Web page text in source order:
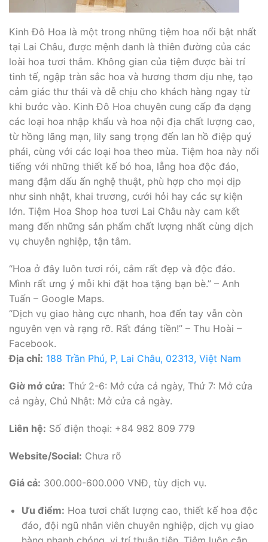
Kinh Đô Hoa là một trong những tiệm hoa nổi bật nhất
tại Lai Châu, được mệnh danh là thiên đường của các
loài hoa tươi thắm. Không gian của tiệm được bài trí
tinh tế, ngập tràn sắc hoa và hương thơm dịu nhẹ, tạo
cảm giác thư thái và dễ chịu cho khách hàng ngay từ
khi bước vào. Kinh Đô Hoa chuyên cung cấp đa dạng
các loại hoa nhập khẩu và hoa nội địa chất lượng cao,
từ hồng lãng mạn, lily sang trọng đến lan hồ điệp quý
phái, cùng với các loại hoa theo mùa. Tiệm hoa này nổi
tiếng với những thiết kế bó hoa, lẵng hoa độc đáo,
mang đậm dấu ấn nghệ thuật, phù hợp cho mọi dịp
như sinh nhật, khai trương, cưới hỏi hay các sự kiện
lớn. Tiệm Hoa Shop hoa tươi Lai Châu này cam kết
mang đến những sản phẩm chất lượng nhất cùng dịch
vụ chuyên nghiệp, tận tâm.
“Hoa ở đây luôn tươi rói, cắm rất đẹp và độc đáo.
Mình rất ưng ý mỗi khi đặt hoa tặng bạn bè.” – Anh
Tuấn – Google Maps.
“Dịch vụ giao hàng cực nhanh, hoa đến tay vẫn còn
nguyên vẹn và rạng rỡ. Rất đáng tiền!” – Thu Hoài –
Facebook.
Địa chỉ: 188 Trần Phú, P, Lai Châu, 02313, Việt Nam
Giờ mở cửa: Thứ 2-6: Mở cửa cả ngày, Thứ 7: Mở cửa
cả ngày, Chủ Nhật: Mở cửa cả ngày.
Liên hệ: Số điện thoại: +84 982 809 779
Website/Social: Chưa rõ
Giá cả: 300.000-600.000 VNĐ, tùy dịch vụ.
Ưu điểm: Hoa tươi chất lượng cao, thiết kế hoa độc
đáo, đội ngũ nhân viên chuyên nghiệp, dịch vụ giao